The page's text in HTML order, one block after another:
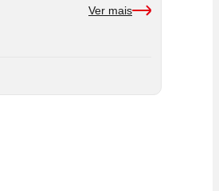
Ver mais